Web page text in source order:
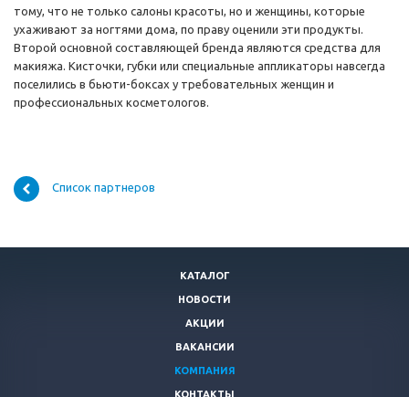
тому, что не только салоны красоты, но и женщины, которые
ухаживают за ногтями дома, по праву оценили эти продукты.
Второй основной составляющей бренда являются средства для
макияжа. Кисточки, губки или специальные аппликаторы навсегда
поселились в бьюти-боксах у требовательных женщин и
профессиональных косметологов.
Список партнеров
КАТАЛОГ
НОВОСТИ
АКЦИИ
ВАКАНСИИ
КОМПАНИЯ
КОНТАКТЫ